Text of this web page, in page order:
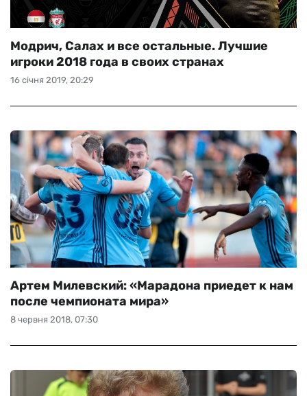
16 січня 2019, 20:29
Модрич, Салах и все остальные. Лучшие
игроки 2018 года в своих странах
8 червня 2018, 07:30
Артем Милевский: «Марадона приедет к нам
после чемпионата мира»